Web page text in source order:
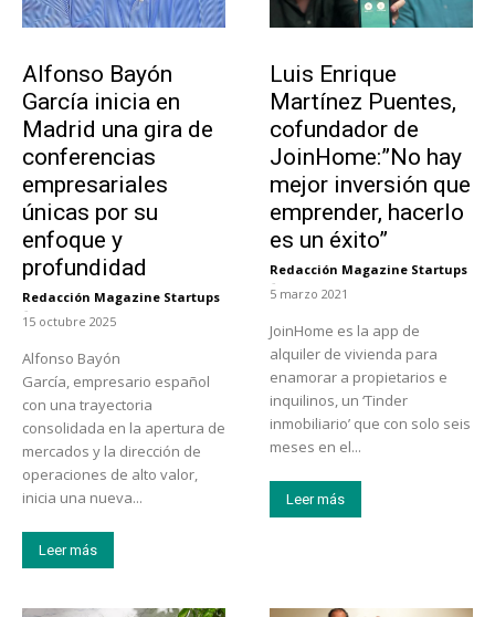
Alfonso Bayón
García inicia en
Madrid una gira de
conferencias
empresariales
únicas por su
enfoque y
profundidad
Redacción Magazine Startups
-
15 octubre 2025
Alfonso Bayón
García, empresario español
con una trayectoria
consolidada en la apertura de
mercados y la dirección de
operaciones de alto valor,
inicia una nueva...
Leer más
Luis Enrique
Martínez Puentes,
cofundador de
JoinHome:”No hay
mejor inversión que
emprender, hacerlo
es un éxito”
Redacción Magazine Startups
-
5 marzo 2021
JoinHome es la app de
alquiler de vivienda para
enamorar a propietarios e
inquilinos, un ‘Tinder
inmobiliario’ que con solo seis
meses en el...
Leer más